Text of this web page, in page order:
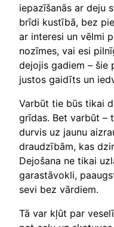
iepazīšanās ar deju
brīdi kustībā, bez
ar interesi un vēlmi
nozīmes, vai esi
dejojis gadiem – šie
justos gaidīts un
Varbūt tie būs tikai
grīdas. Bet varbūt –
durvis uz jaunu
draudzībām, kas
Dejošana ne tikai
garastāvokli,
sevi bez vārdiem.
Tā var kļūt par